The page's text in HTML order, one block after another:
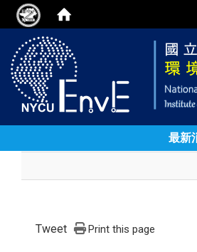
最新
Tweet Print this page